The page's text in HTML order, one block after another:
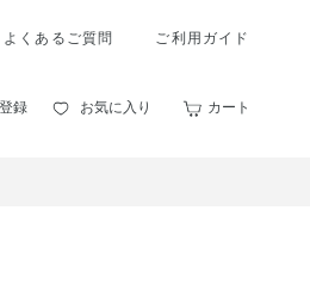
よくあるご質問 ご利用ガイド
録 お気に入り カート